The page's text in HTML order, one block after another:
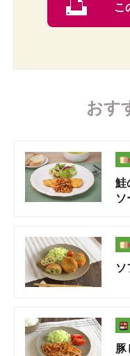
こ
おす
鮭
ソ
ソ
豚